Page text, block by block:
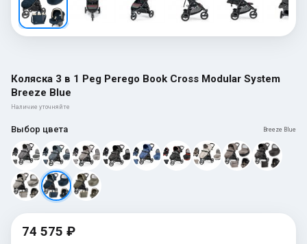
Коляска 3 в 1 Peg Perego Book Cross Modular System
Breeze Blue
Наличие уточняйте
Выбор цвета Breeze Blue
74 575 ₽